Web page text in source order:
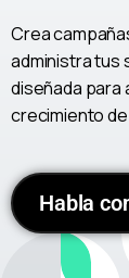
Crea
administra tus
diseñada para
crecimiento
Habla